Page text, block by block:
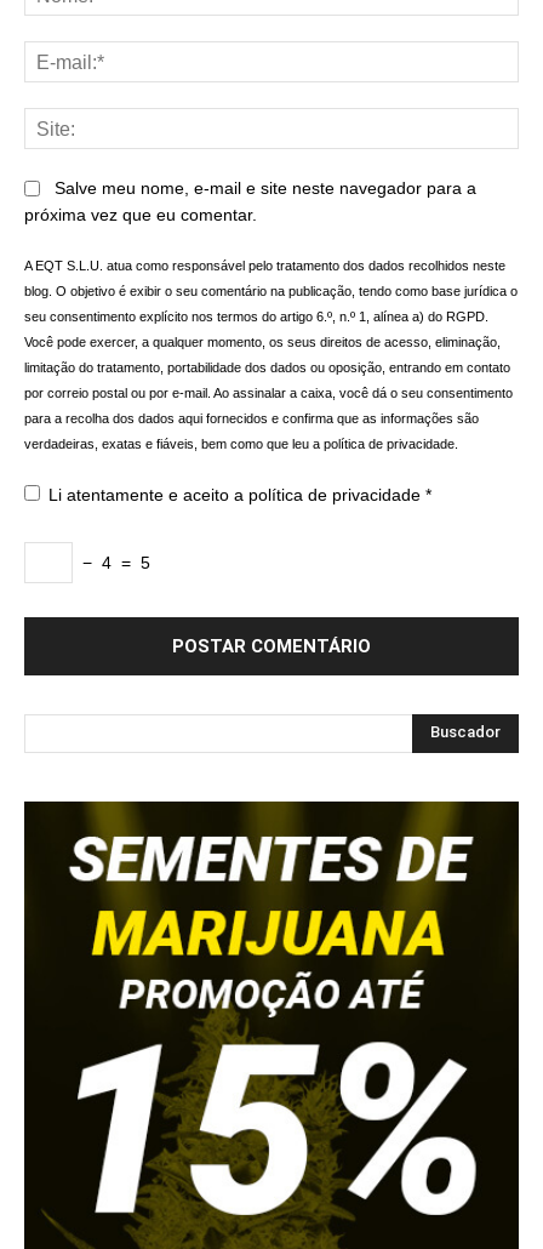
Salve meu nome, e-mail e site neste navegador para a
próxima vez que eu comentar.
A EQT S.L.U. atua como responsável pelo tratamento dos dados recolhidos neste
blog. O objetivo é exibir o seu comentário na publicação, tendo como base jurídica o
seu consentimento explícito nos termos do artigo 6.º, n.º 1, alínea a) do RGPD.
Você pode exercer, a qualquer momento, os seus direitos de acesso, eliminação,
limitação do tratamento, portabilidade dos dados ou oposição, entrando em contato
por correio postal ou por e-mail. Ao assinalar a caixa, você dá o seu consentimento
para a recolha dos dados aqui fornecidos e confirma que as informações são
verdadeiras, exatas e fiáveis, bem como que leu a política de privacidade.
Li atentamente e aceito a política de privacidade *
− 4 = 5
Buscador